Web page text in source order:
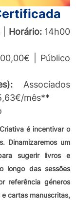
Horário: 14h00
| Público
Associados
mês**
é incentivar o
Dinamizaremos um
sugerir livros e
longo das sessões
referência géneros
cartas manuscritas,